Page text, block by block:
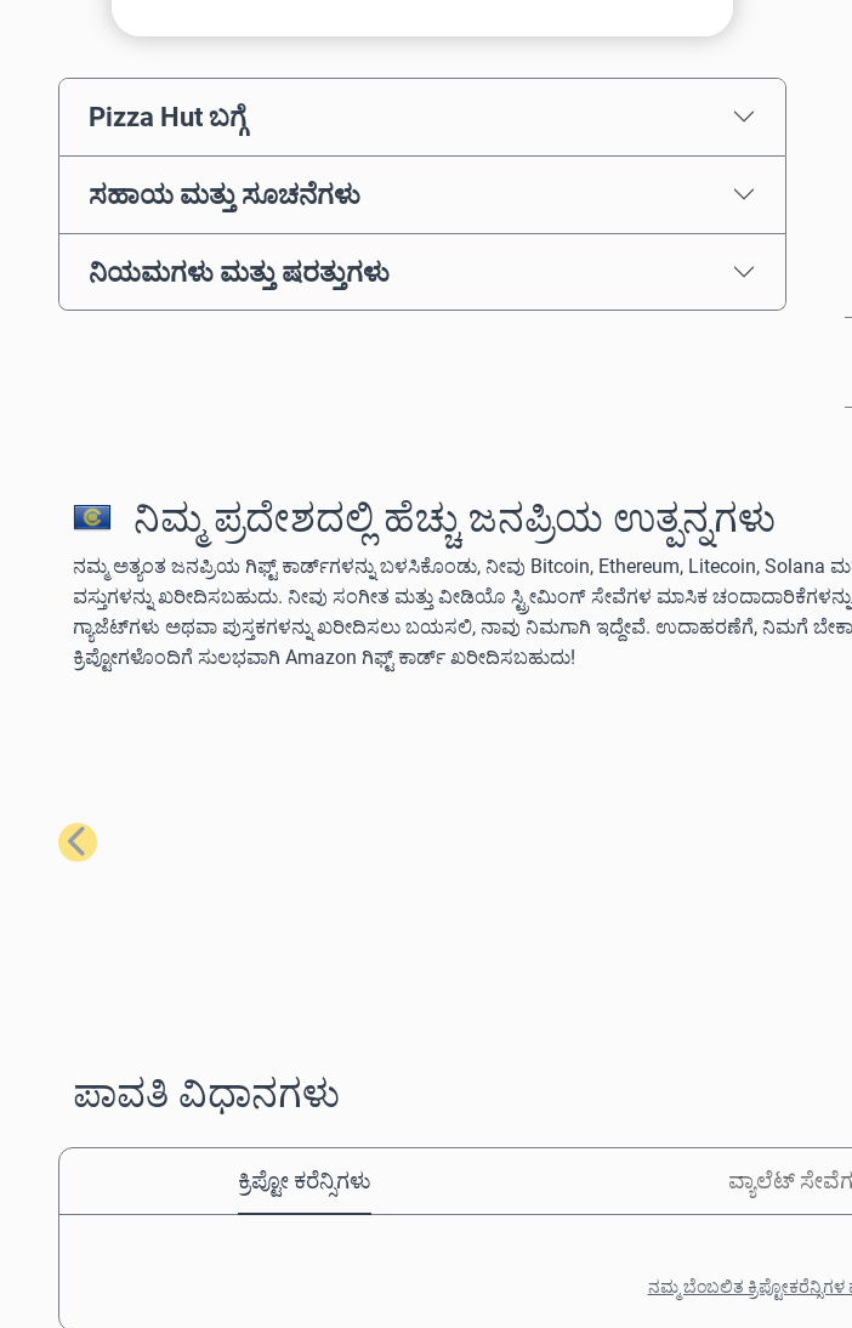
Pizza Hut ಬಗ್ಗೆ
ಸಹಾಯ ಮತ್ತು ಸೂಚನೆಗಳು
ನಿಯಮಗಳು ಮತ್ತು ಷರತ್ತುಗಳು
ನಿಮ್ಮ ಪ್ರದೇಶದಲ್ಲಿ ಹೆಚ್ಚು ಜನಪ್ರಿಯ ಉತ್ಪನ್ನಗಳು
ನಮ್ಮ ಅತ್ಯಂತ ಜನಪ್ರಿಯ ಗಿಫ್ಟ್ ಕಾರ್ಡ್‌ಗಳನ್ನು ಬಳಸಿಕೊಂಡು, ನೀವು Bitcoin, Ethereum, Litecoin, Solana
ವಸ್ತುಗಳನ್ನು ಖರೀದಿಸಬಹುದು. ನೀವು ಸಂಗೀತ ಮತ್ತು ವೀಡಿಯೊ ಸ್ಟ್ರೀಮಿಂಗ್ ಸೇವೆಗಳ ಮಾಸಿಕ
ಗ್ಯಾಜೆಟ್‌ಗಳು ಅಥವಾ ಪುಸ್ತಕಗಳನ್ನು ಖರೀದಿಸಲು ಬಯಸಲಿ, ನಾವು ನಿಮಗಾಗಿ ಇದ್ದೇವೆ. ಉದಾಹರಣೆಗೆ, ನಿಮಗೆ
ಕ್ರಿಪ್ಟೋಗಳೊಂದಿಗೆ ಸುಲಭವಾಗಿ Amazon ಗಿಫ್ಟ್ ಕಾರ್ಡ್ ಖರೀದಿಸಬಹುದು!
ಹಿಂದಿನದು
ಪಾವತಿ ವಿಧಾನಗಳು
ಕ್ರಿಪ್ಟೋ ಕರೆನ್ಸಿಗಳು ವ್ಯಾಲೆಟ್
ನಮ್ಮ ಬೆಂಬಲಿತ ಕ್ರಿಪ್ಟೋಕರೆನ್ಸಿಗಳ